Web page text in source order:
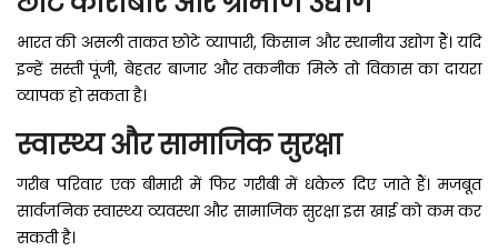
भारत की असली ताकत छोटे व्यापारी, किसान और स्थानीय उद्योग हैं। यदि
इन्हें सस्ती पूंजी, बेहतर बाजार और तकनीक मिले तो विकास का दायरा
व्यापक हो सकता है।
स्वास्थ्य और सामाजिक सुरक्षा
गरीब परिवार एक बीमारी में फिर गरीबी में धकेल दिए जाते हैं। मजबूत
सार्वजनिक स्वास्थ्य व्यवस्था और सामाजिक सुरक्षा इस खाई को कम कर
सकती है।